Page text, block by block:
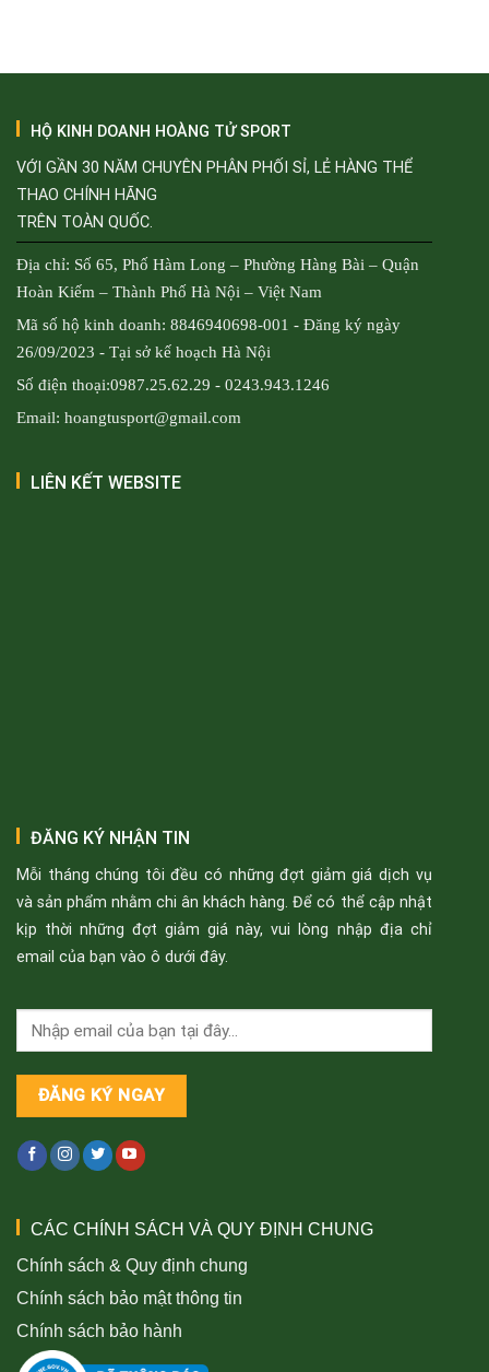
HỘ KINH DOANH HOÀNG TỬ SPORT
VỚI GẦN 30 NĂM CHUYÊN PHÂN PHỐI SỈ, LẺ HÀNG THỂ
THAO CHÍNH HÃNG
TRÊN TOÀN QUỐC.
Địa chỉ: Số 65, Phố Hàm Long – Phường Hàng Bài – Quận
Hoàn Kiếm – Thành Phố Hà Nội – Việt Nam
Mã số hộ kinh doanh: 8846940698-001 - Đăng ký ngày
26/09/2023 - Tại sở kế hoạch Hà Nội
Số điện thoại:0987.25.62.29 - 0243.943.1246
Email: hoangtusport@gmail.com
LIÊN KẾT WEBSITE
ĐĂNG KÝ NHẬN TIN
Mỗi tháng chúng tôi đều có những đợt giảm giá dịch vụ
và sản phẩm nhằm chi ân khách hàng. Để có thể cập nhật
kịp thời những đợt giảm giá này, vui lòng nhập địa chỉ
email của bạn vào ô dưới đây.
CÁC CHÍNH SÁCH VÀ QUY ĐỊNH CHUNG
Chính sách & Quy định chung
Chính sách bảo mật thông tin
Chính sách bảo hành